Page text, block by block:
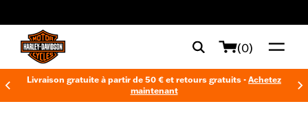
(0)
Livraison gratuite à partir de 50 € et retours gratuits - Achetez
maintenant